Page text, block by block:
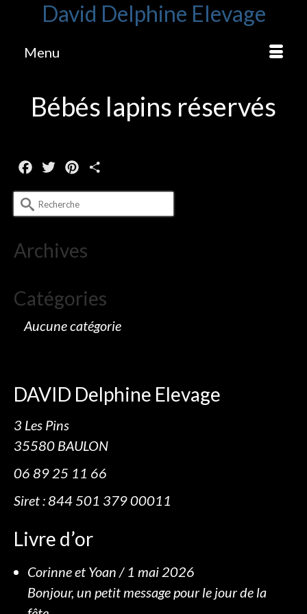
David Delphine Elevage
Menu
Bébés lapins réservés
Facebook
Twitter Pinterest
Rechercher :
Archives
Catégories
Aucune catégorie
DAVID Delphine Elevage
3 Les Pins
35580 BAULON
06 89 25 11 66
Siret : 844 501 379 00011
Livre d’or
Corinne et Yoan / 1 mai 2026
Bonjour, un petit message pour le jour de la